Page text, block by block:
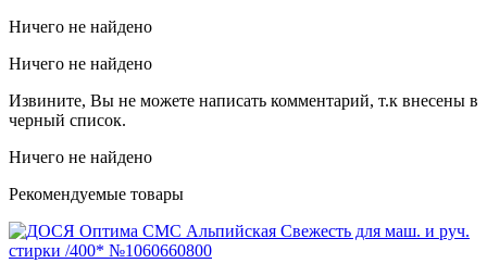
Ничего не найдено
Ничего не найдено
Извините, Вы не можете написать комментарий, т.к внесены в
черный список.
Ничего не найдено
Рекомендуемые товары